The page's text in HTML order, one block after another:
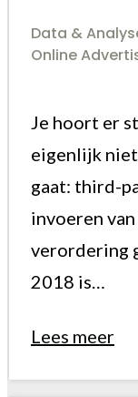
Data &
Online
Je hoort er
eigenlijk
gaat: third-
invoeren
verordering
2018 is…
Lees meer